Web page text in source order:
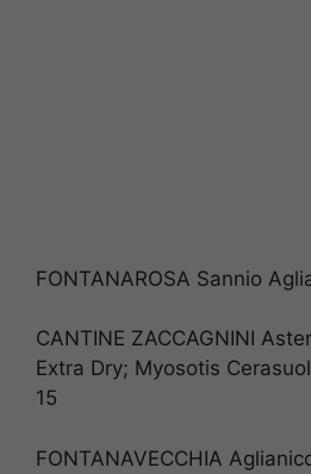
FONTANAROSA Sannio
CANTINE ZACCAGNINI
Extra Dry; Myosotis
15
FONTANAVECCHIA